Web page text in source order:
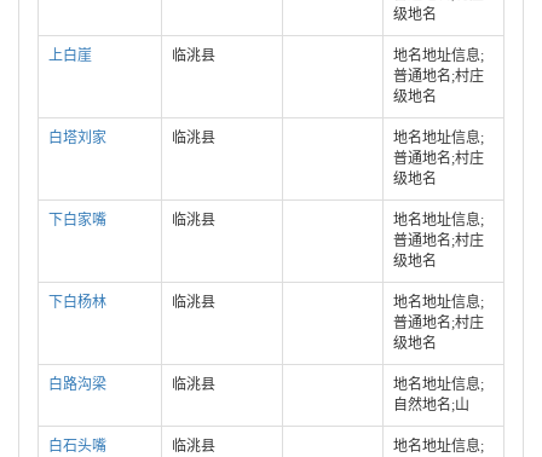
级地名
上白崖 临洮县
地名地址信息;
普通地名;村庄
级地名
白塔刘家 临洮县
地名地址信息;
普通地名;村庄
级地名
下白家嘴 临洮县
地名地址信息;
普通地名;村庄
级地名
下白杨林 临洮县
地名地址信息;
普通地名;村庄
级地名
白路沟梁 临洮县
地名地址信息;
自然地名;山
白石头嘴 临洮县
地名地址信息;